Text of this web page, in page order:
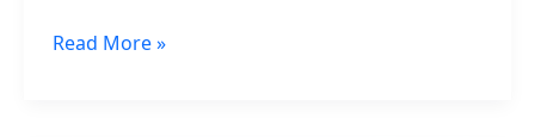
Read More »